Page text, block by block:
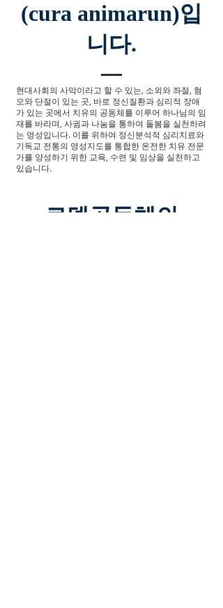
(cura animarun)입
니다.
현대사회의 사막이라고 할 수 있는, 소외와 좌절, 혐
오와 단절이 있는 곳, 바로 정신질환과 심리적 장애
가 있는 곳에서 치유의 공동체를 이루어 하나님의 임
재를 바라며, 사귐과 나눔을 통하여 돌봄을 실천하려
는 영성입니다. 이를 위하여 정신분석적 심리치료와
기독교 전통의 영성지도를 통합한 온전한 치유 전문
가를 양성하기 위한 교육, 수련 및 임상을 실천하고
있습니다.
로뎀공동체의